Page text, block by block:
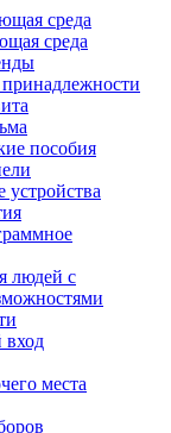
среда
среда
пособия
людей с
вход
места